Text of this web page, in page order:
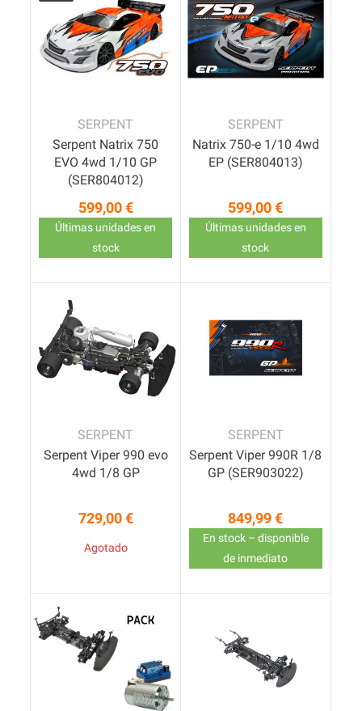
SERPENT
Serpent Natrix 750
EVO 4wd 1/10 GP
(SER804012)
Precio
599,00 €
Últimas unidades en
stock
SERPENT
Natrix 750-e 1/10 4wd
EP (SER804013)
Precio
599,00 €
Últimas unidades en
stock
SERPENT
Serpent Viper 990 evo
4wd 1/8 GP
Precio
729,00 €
Agotado
SERPENT
Serpent Viper 990R 1/8
GP (SER903022)
Precio
849,99 €
En stock – disponible
de inmediato